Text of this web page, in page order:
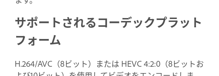
サポートされるコーデックプラット
フォーム
H.264/AVC（8ビット）または HEVC 4:2:0（8ビットお